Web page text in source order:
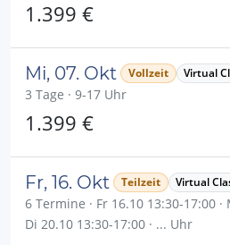
1.399 €
Mi, 07. Okt Vollzeit Virtual
3 Tage · 9-17 Uhr
1.399 €
Fr, 16. Okt Teilzeit Virtual
6 Termine · Fr 16.10 13:30-17:00 ·
Di 20.10 13:30-17:00 · ... Uhr